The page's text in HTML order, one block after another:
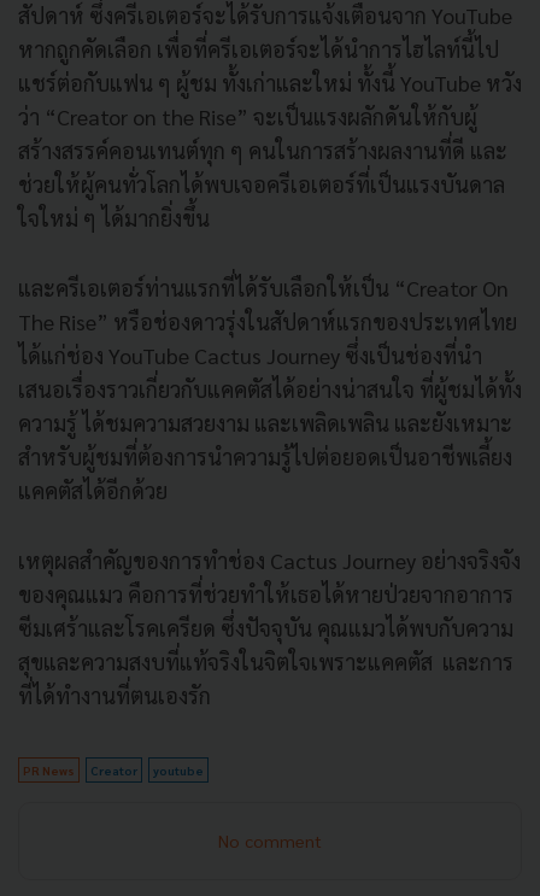
สัปดาห์ ซึ่งครีเอเตอร์จะได้รับการแจ้งเตือนจาก YouTube
หากถูกคัดเลือก เพื่อที่ครีเอเตอร์จะได้นำการไฮไลท์นี้ไป
แชร์ต่อกับแฟน ๆ ผู้ชม ทั้งเก่าและใหม่ ทั้งนี้ YouTube หวัง
ว่า “Creator on the Rise” จะเป็นแรงผลักดันให้กับผู้
สร้างสรรค์คอนเทนต์ทุก ๆ คนในการสร้างผลงานที่ดี และ
ช่วยให้ผู้คนทั่วโลกได้พบเจอครีเอเตอร์ที่เป็นแรงบันดาล
ใจใหม่ ๆ ได้มากยิ่งขึ้น
และครีเอเตอร์ท่านแรกที่ได้รับเลือกให้เป็น “Creator On
The Rise” หรือช่องดาวรุ่งในสัปดาห์แรกของประเทศไทย
ได้แก่ช่อง YouTube Cactus Journey ซึ่งเป็นช่องที่นำ
เสนอเรื่องราวเกี่ยวกับแคคตัสได้อย่างน่าสนใจ ที่ผู้ชมได้ทั้ง
ความรู้ ได้ชมความสวยงาม และเพลิดเพลิน และยังเหมาะ
สำหรับผู้ชมที่ต้องการนำความรู้ไปต่อยอดเป็นอาชีพเลี้ยง
แคคตัสได้อีกด้วย
เหตุผลสำคัญของการทำช่อง Cactus Journey อย่างจริงจัง
ของคุณแมว คือการที่ช่วยทำให้เธอได้หายป่วยจากอาการ
ซีมเศร้าและโรคเครียด ซึ่งปัจจุบัน คุณแมวได้พบกับความ
สุขและความสงบที่แท้จริงในจิตใจเพราะแคคตัส และการ
ที่ได้ทำงานที่ตนเองรัก
PR News Creator youtube
No comment